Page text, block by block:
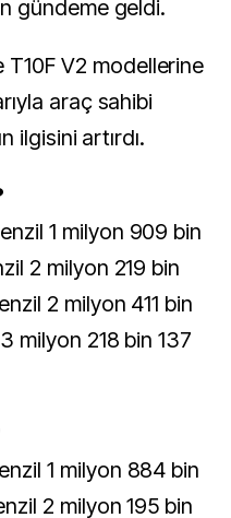
gündeme geldi.
T10F V2 modellerine
araç sahibi
ilgisini artırdı.
1 milyon 909 bin
2 milyon 219 bin
2 milyon 411 bin
milyon 218 bin 137
1 milyon 884 bin
2 milyon 195 bin